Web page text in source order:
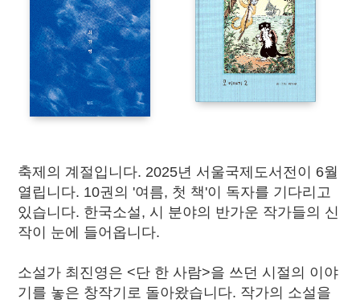
축제의 계절입니다. 2025년 서울국제도서전이 6월
열립니다. 10권의 '여름, 첫 책'이 독자를 기다리고
있습니다. 한국소설, 시 분야의 반가운 작가들의 신
작이 눈에 들어옵니다.
소설가 최진영은 <단 한 사람>을 쓰던 시절의 이야
기를 놓은 창작기로 돌아왔습니다. 작가의 소설을